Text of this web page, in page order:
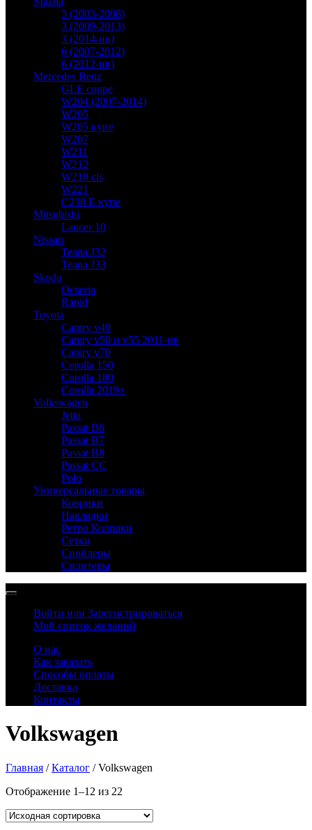
3 (2003-2008)
3 (2009-2013)
3 (2014-нв)
6 (2007-2012)
6 (2012-нв)
Mercedes Benz
GLE coupe
W204 (2007-2014)
W205
W205 купе
W207
W211
W212
W218 cls
W221
C238 E купе
Mitsubishi
Lancer 10
Nissan
Teana J32
Teana J33
Skoda
Octavia
Rapid
Toyota
Camry v40
Camry v50 и v55 2011-нв
Camry v70
Corolla 150
Corolla 180
Corolla 2019+
Volkswagen
Jetta
Passat B6
Passat B7
Passat B8
Passat CC
Polo
Универсальные товары
Коврики
Накладки
Ретро Колпаки
Сетки
Спойлеры
Сплитеры
Войти или Зарегистрироваться
Мой список желаний
О нас
Как заказать
Способы оплаты
Доставка
Контакты
Volkswagen
Главная /Каталог / Volkswagen
Отображение 1–12 из 22